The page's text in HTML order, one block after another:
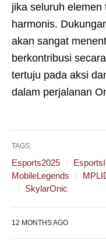
jika seluruh
harmonis.
akan sangat
berkontribusi
tertuju pada aksi
dalam perjalanan
TAGS:
Esports2025
MobileLegends
SkylarOnic
12 MONTHS AGO